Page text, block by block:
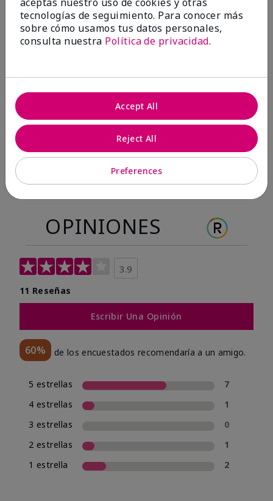
Antes & después
Antes
Después
Antes
Después
OPINIONES
3.9
11 Reseñas
Escribir Una Opinión
60% de los encuestados recomendaría a un amigo.
5 estrellas
7
4 estrellas
1
3 estrellas
0
2 estrellas
1
1 estrella
2
tecnologías de seguimiento. Para conocer más
sobre cómo usamos tus datos personales,
consulta nuestra Política de privacidad.
Preferences
Reject All
Accept All